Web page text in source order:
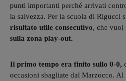
punti importanti perché arrivati
la salvezza. Per la scuola di Rigucci
risultato utile consecutivo, che vuol
sulla zona play-out.
Il primo tempo era finito sullo 0-0,
occasioni sbagliate dal Marzocco. Al